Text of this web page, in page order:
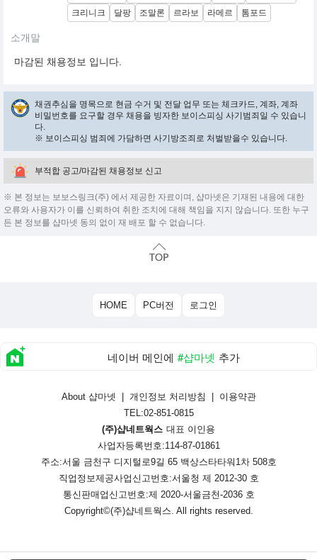
크리니크
달팡 조말론 르라보 라메르 톰포드
소개말
마감된 채용정보 입니다.
채권추심을 명목으로 현금 수거 및 전달 업무 또는 체크카드, 계좌, 계좌
비밀번호를 요구할 경우 채용을 빙자한 보이스피싱 사기범죄일 수 있습니
다.
※ 보이스피싱 범죄에 가담하면 사기방조죄로 처벌받을수 있습니다.
부적합 공고/마감된 채용정보 신고
※ 본 정보는 보보스링크(주) 에서 제공한 자료이며, 샵마넷은 기재된 내용에 대한
오류와 사용자가 이를 신뢰하여 취한 조치에 대해 책임을 지지 않습니다. 또한 누구
든 본 정보를 샵마넷 동의 없이 재 배포 할 수 없습니다.
HOME PC버전 로그인
네이버 메인에 #샵마넷 추가
About 샵마넷 개인정보 처리방침
이용약관
TEL:02-851-0815
(주)샵네트웍스 대표 이인용
사업자등록번호:114-87-01861
주소:서울 금천구 디지털로9길 65 백상스타타워1차 508호
직업정보제공사업신고번호:서울청 제 2012-30 호
통신판매업신고번호:제 2020-서울금천-2036 호
Copyright©(주)샵네트웍스. All rights reserved.